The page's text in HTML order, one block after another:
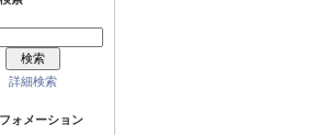
詳細検索
メーション